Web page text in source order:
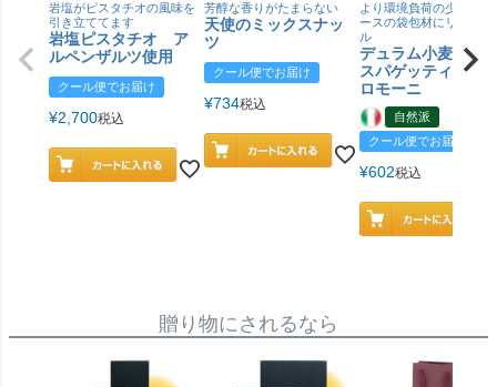
岩塩がピスタチオの風味を
引き立ててます
岩塩ピスタチオ ア
ルペンザルツ使用
クール便でお届け
¥2,700税込
芳醇な香りがたまらない
天使のミックスナッ
ツ
クール便でお届け
¥734税込
より環境負荷の少ない紙
ースの袋包材にリニュー
ル
デュラム小麦 有
スパゲッティ／ジ
ロモーニ
自然派
クール便でお届け
¥602税込
贈り物にされるなら